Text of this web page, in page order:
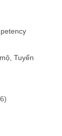
Tuyển